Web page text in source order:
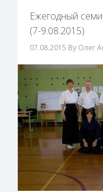
Ежегодный
(7-9.08.2015)
07.08.2015 By Олег